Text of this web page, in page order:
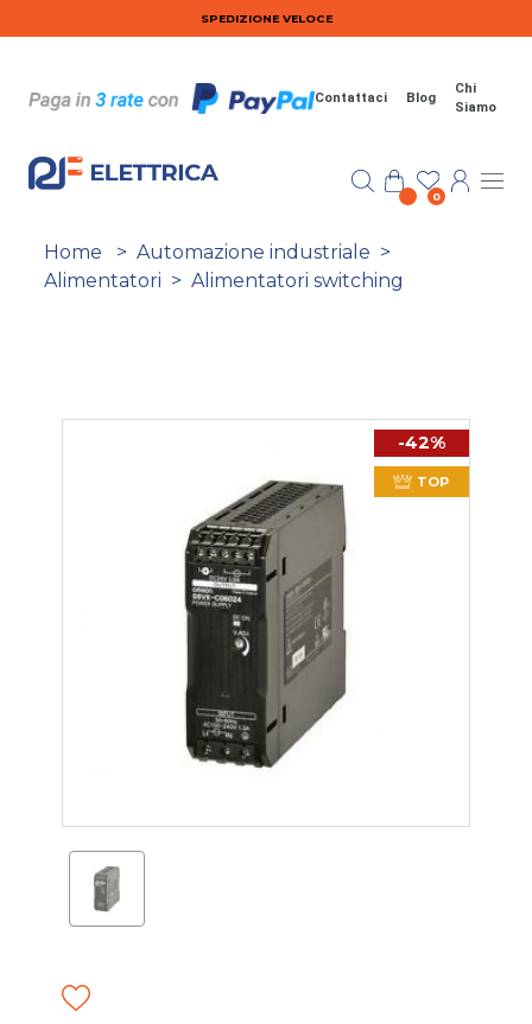
Salta al contenuto principaleSPEDIZIONE VELOCE
Contattaci Blog
Chi
Siamo
0
Home > Automazione industriale >
Alimentatori > Alimentatori switching
-42%
TOP